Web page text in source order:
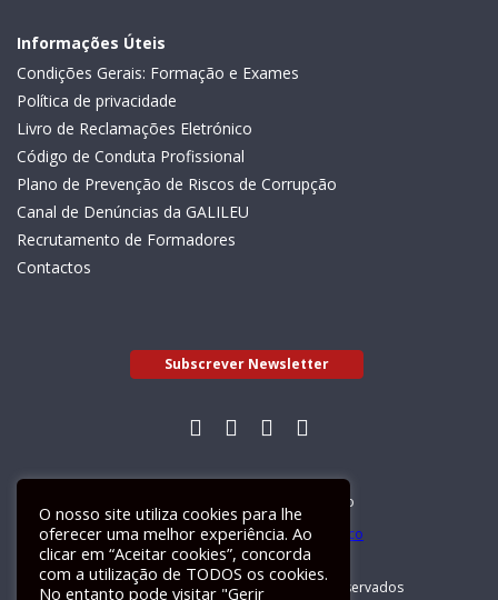
Informações Úteis
Condições Gerais: Formação e Exames
Política de privacidade
Livro de Reclamações Eletrónico
Código de Conduta Profissional
Plano de Prevenção de Riscos de Corrupção
Canal de Denúncias da GALILEU
Recrutamento de Formadores
Contactos
Subscrever Newsletter
Livro de Reclamações Electrónico
GALILEU 2026 © Todos os direitos reservados
O nosso site utiliza cookies para lhe
oferecer uma melhor experiência. Ao
clicar em “Aceitar cookies”, concorda
com a utilização de TODOS os cookies.
No entanto pode visitar "Gerir